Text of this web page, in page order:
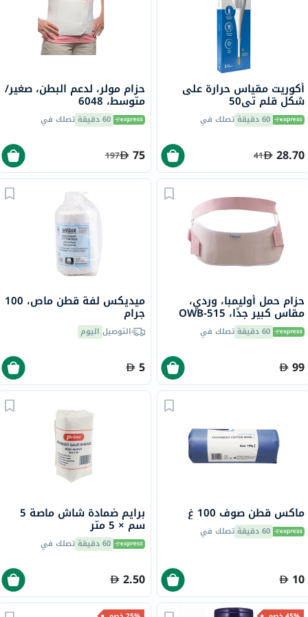
أكوريت مقياس حرارة على
شكل قلم تي50
60 دقيقة تصلك في
28.70
41
حزام مولر، لدعم البطن، صغير/
متوسط، 6048
60 دقيقة تصلك في
75
197
حزام حمل أوليمبا، وردي،
مقاس كبير جدًا، OWB-515
60 دقيقة تصلك في
99
ميديكس لفة قطن ماص، 100
جرام
التوصيل اليوم
5
ماكس قطن صوف 100 غ
60 دقيقة تصلك في
10
برايم ضمادة شاش ماصة 5
سم × 5 متر
60 دقيقة تصلك في
2.50